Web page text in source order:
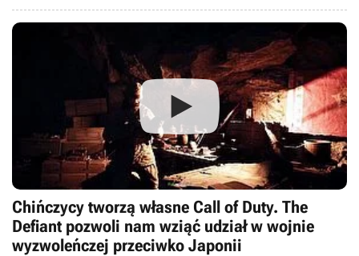
Chińczycy tworzą własne Call of Duty. The
Defiant pozwoli nam wziąć udział w wojnie
wyzwoleńczej przeciwko Japonii